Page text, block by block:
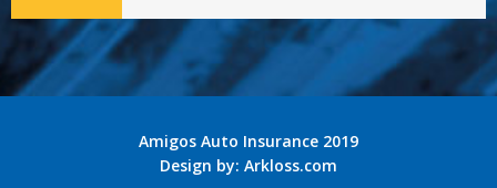
Amigos Auto Insurance 2019
Design by: Arkloss.com